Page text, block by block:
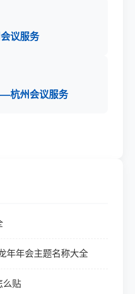
议服务
杭州会议服务
年年会主题名称大全
么贴